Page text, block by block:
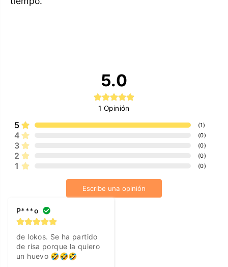
5.0
1 Opinión
5 (1)
4 (0)
3 (0)
2 (0)
1 (0)
Escribe una opinión
P***o
de lokos. Se ha partido
de risa porque la quiero
un huevo 🤣🤣🤣